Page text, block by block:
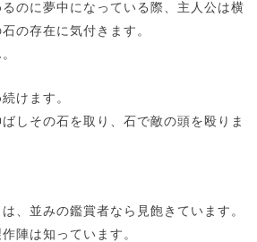
のに夢中になっている際、主人公は横
の存在に気付きます。
けます。
しその石を取り、石で敵の頭を殴りま
、並みの鑑賞者なら見飽きています。
陣は知っています。